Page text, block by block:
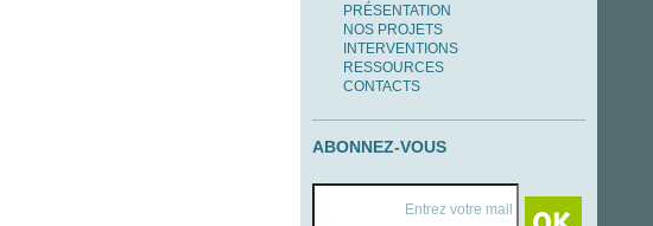
PRÉSENTATION
NOS PROJETS
INTERVENTIONS
RESSOURCES
CONTACTS
ABONNEZ-VOUS